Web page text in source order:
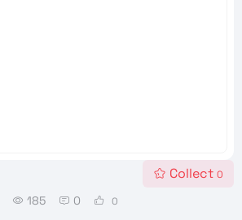
185 0 0
Collect 0